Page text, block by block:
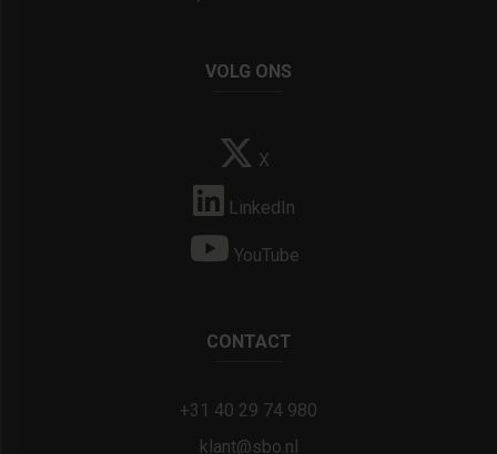
VOLG ONS
X
LinkedIn
YouTube
CONTACT
+31 40 29 74 980
klant@sbo.nl